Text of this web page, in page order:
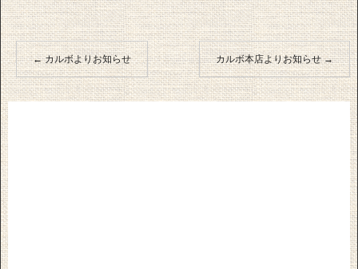
←カルボよりお知らせ カルボ本店よりお知らせ→